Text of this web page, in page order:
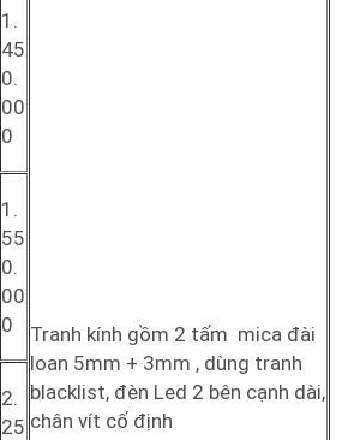
1.
45
0.
00
0
Tranh kính gồm 2 tấm mica đài
loan 5mm + 3mm , dùng tranh
blacklist, đèn Led 2 bên cạnh dài,
chân vít cố định
1.
55
0.
00
0
2.
25